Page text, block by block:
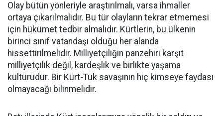
Olay bütün yönleriyle araştırılmalı, varsa ihmaller
ortaya çıkarılmalıdır. Bu tür olayların tekrar etmemesi
için hükümet tedbir almalıdır. Kürtlerin, bu ülkenin
birinci sınıf vatandaşı olduğu her alanda
hissettirilmelidir. Milliyetçiliğin panzehiri karşıt
milliyetçilik değil, kardeşlik ve birlikte yaşama
kültürüdür. Bir Kürt-Tük savaşının hiç kimseye faydası
olmayacağı bilinmelidir.